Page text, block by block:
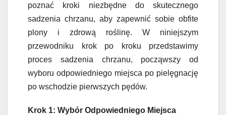
poznać kroki niezbędne do skutecznego
sadzenia chrzanu, aby zapewnić sobie obfite
plony i zdrową roślinę. W niniejszym
przewodniku krok po kroku przedstawimy
proces sadzenia chrzanu, począwszy od
wyboru odpowiedniego miejsca po pielęgnację
po wschodzie pierwszych pędów.
Krok 1: Wybór Odpowiedniego Miejsca